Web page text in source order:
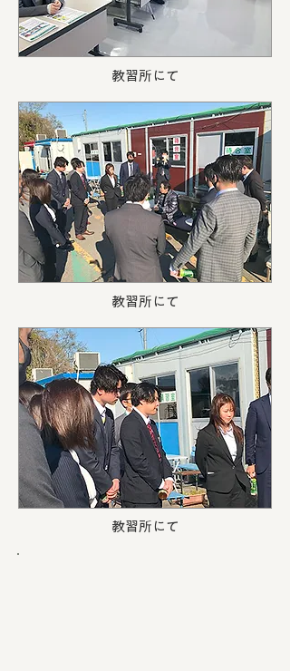
教習所にて
教習所にて
教習所にて